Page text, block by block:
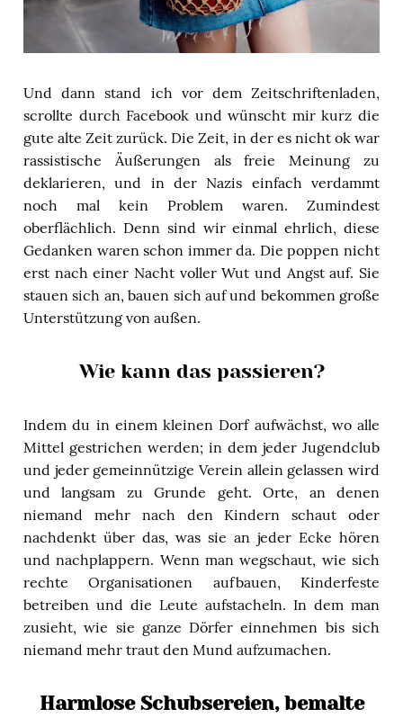
Und dann stand ich vor dem Zeitschriftenladen,
scrollte durch Facebook und wünscht mir kurz die
gute alte Zeit zurück. Die Zeit, in der es nicht ok war
rassistische Äußerungen als freie Meinung zu
deklarieren, und in der Nazis einfach verdammt
noch mal kein Problem waren. Zumindest
oberflächlich. Denn sind wir einmal ehrlich, diese
Gedanken waren schon immer da. Die poppen nicht
erst nach einer Nacht voller Wut und Angst auf. Sie
stauen sich an, bauen sich auf und bekommen große
Unterstützung von außen.
Wie kann das passieren?
Indem du in einem kleinen Dorf aufwächst, wo alle
Mittel gestrichen werden; in dem jeder Jugendclub
und jeder gemeinnützige Verein allein gelassen wird
und langsam zu Grunde geht. Orte, an denen
niemand mehr nach den Kindern schaut oder
nachdenkt über das, was sie an jeder Ecke hören
und nachplappern. Wenn man wegschaut, wie sich
rechte Organisationen aufbauen, Kinderfeste
betreiben und die Leute aufstacheln. In dem man
zusieht, wie sie ganze Dörfer einnehmen bis sich
niemand mehr traut den Mund aufzumachen.
Harmlose Schubsereien, bemalte